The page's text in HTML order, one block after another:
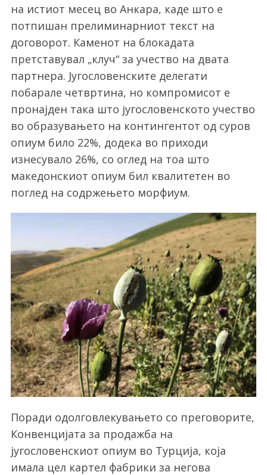
на истиот месец во Анкара, каде што е
потпишан прелиминарниот текст на
договорот. Каменот на блокадата
претставувал „клуч“ за учество на двата
партнера. Југословенските делегати
побарале четвртина, но компромисот е
пронајден така што југословенското учество
во образувањето на контингентот од суров
опиум било 22%, додека во приходи
изнесувало 26%, со оглед на тоа што
македонскиот опиум бил квалитетен во
поглед на содржењето морфиум.
Поради одолговлекувањето со преговорите,
Конвенцијата за продажба на
југословенскиот опиум во Турција, која
имала цел картел фабрики за негова